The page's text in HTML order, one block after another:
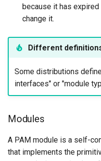
because it has
change it.
Different
Some distributions
interfaces" or "module
Modules
A PAM module is a self-
that implements the